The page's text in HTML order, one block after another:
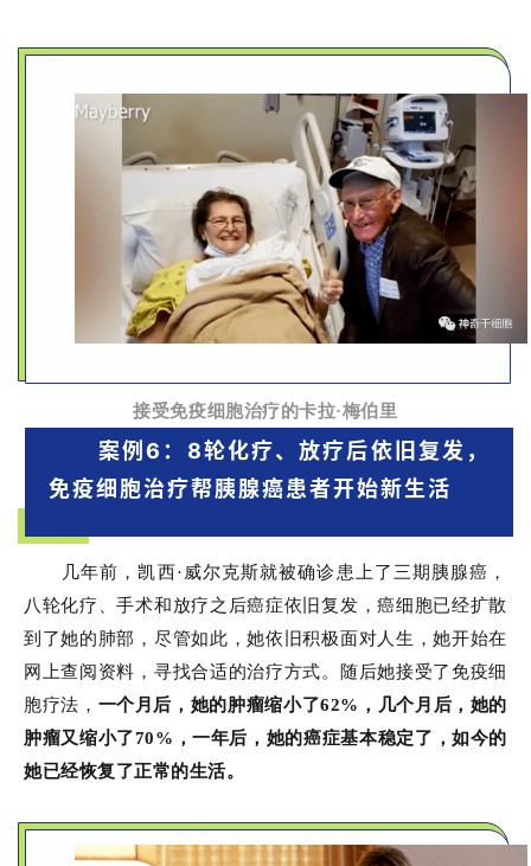
页
接受免疫细胞治疗的卡拉·梅伯里
案例6：8轮化疗、放疗后依旧复发，
免疫细胞治疗帮胰腺癌患者开始新生活
几年前，凯西·威尔克斯就被确诊患上了三期胰腺癌，
八轮化疗、手术和放疗之后癌症依旧复发，癌细胞已经扩散
到了她的肺部，尽管如此，她依旧积极面对人生，她开始在
网上查阅资料，寻找合适的治疗方式。随后她接受了免疫细
胞疗法， 一个月后，她的肿瘤缩小了62%，几个月后，她的
肿瘤又缩小了70%，一年后，她的癌症基本稳定了，如今的
她已经恢复了正常的生活。